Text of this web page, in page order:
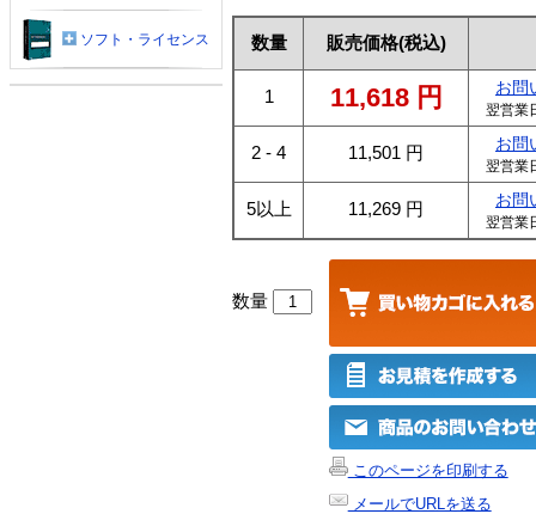
数量 販売価格(税込)
1 11,618 円 お問
翌営業
2 - 4 11,501 円 お問
翌営業
5以上 11,269 円 お問
翌営業
数量
このページを印刷する
メールでURLを送る
ソフト・ライセンス